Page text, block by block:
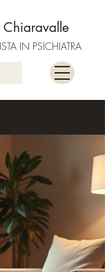
Chiaravalle
IN PSICHIATRA